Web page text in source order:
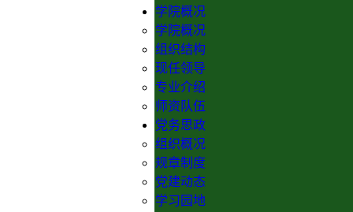
学院概况
学院概况
组织结构
现任领导
专业介绍
师资队伍
党务思政
组织概况
规章制度
党建动态
学习园地